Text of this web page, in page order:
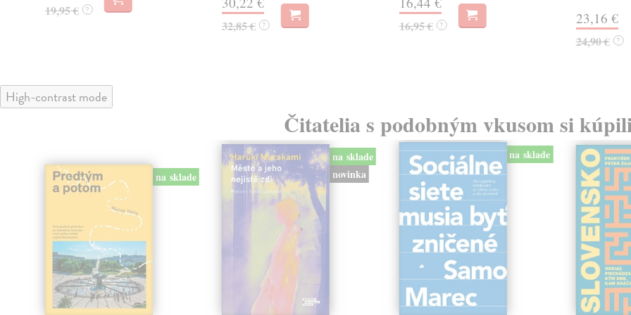
19,95 € ?
32,85 € ? 16,95 € ? 23,16 €
24,90 € ?
High-contrast mode
Čitatelia s podobným vkusom si
na sklade
na sklade
novinka
na sklade